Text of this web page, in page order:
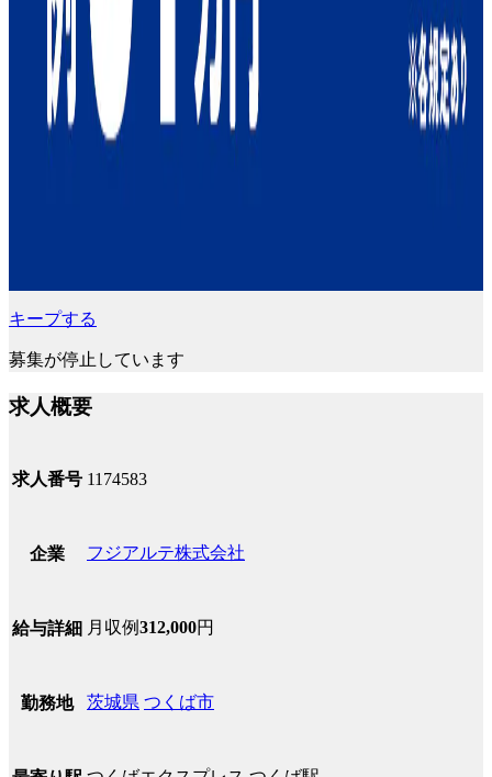
キープする
募集が停止しています
求人概要
求人番号 1174583
企業 フジアルテ株式会社
給与詳細 月収例312,000円
勤務地 茨城県 つくば市